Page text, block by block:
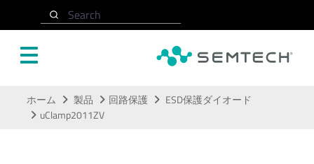
Search
ホーム 製品 回路保護
ESD保護ダイオード
uClamp2011ZV